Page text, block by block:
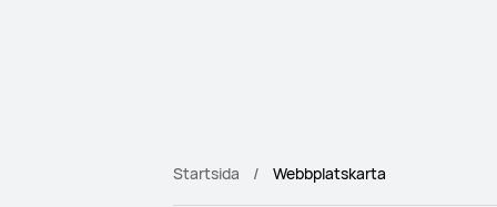
Startsida Webbplatskarta